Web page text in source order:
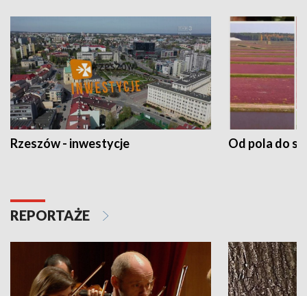
Rzeszów - inwestycje Od pola do
REPORTAŻE